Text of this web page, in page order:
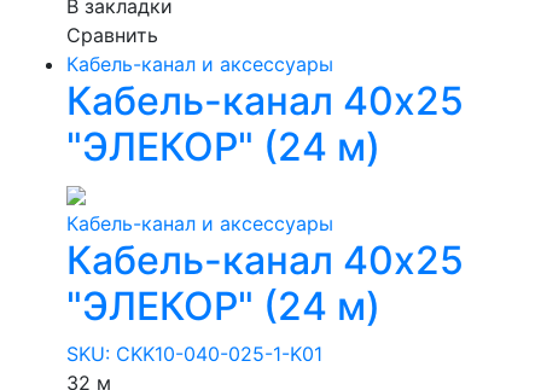
В закладки
Сравнить
Кабель-канал и аксессуары
Кабель-канал 40х25
"ЭЛЕКОР" (24 м)
Кабель-канал и аксессуары
Кабель-канал 40х25
"ЭЛЕКОР" (24 м)
SKU: CKK10-040-025-1-K01
32 м